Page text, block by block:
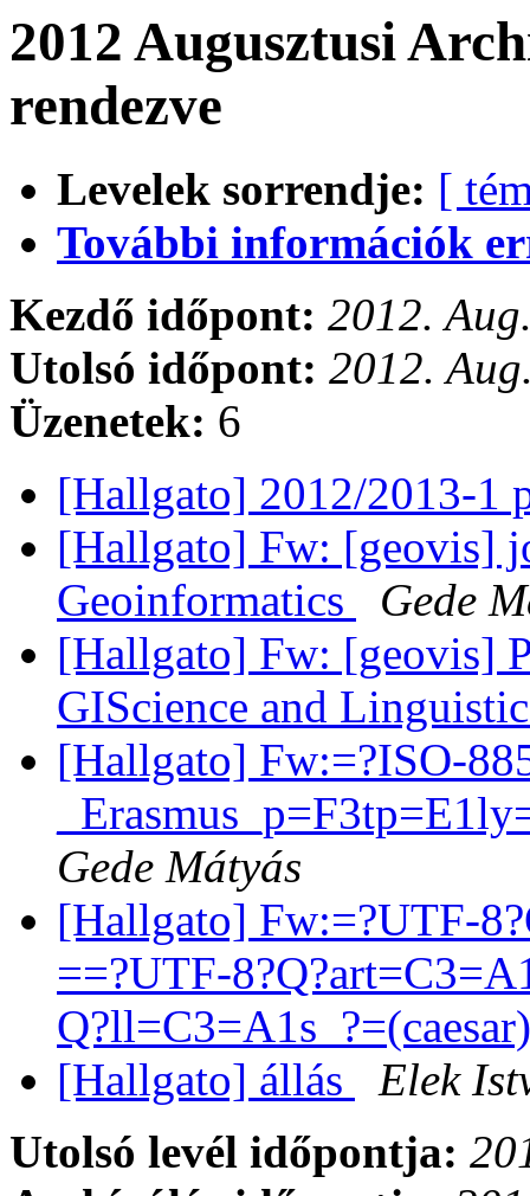
2012 Augusztusi
rendezve
Levelek sorrendje: [
További információk
Kezdő időpont: 2012.
Utolsó időpont: 2012.
Üzenetek: 6
[Hallgato] 2012/2013-1
[Hallgato] Fw: [geovis]
Geoinformatics
Gede
[Hallgato] Fw: [geovis]
GIScience and
[Hallgato] Fw:=?ISO-
Gede Mátyás
[Hallgato] Fw:=?UTF-
==?UTF-
[Hallgato] állás
Elek
Utolsó levél időpontja: